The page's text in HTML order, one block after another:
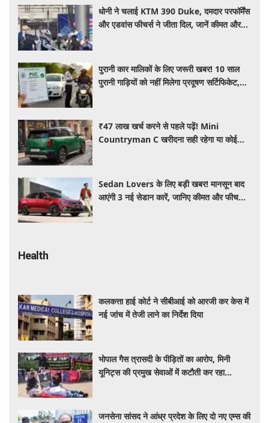
धोनी ने चलाई KTM 390 Duke, दमदार परफॉर्मेंस
और एडवांस फीचर्स ने जीता दिल, जानें कीमत और
पुरानी कार मालिकों के लिए जरूरी खबर! 10 साल
पुरानी गाड़ियों को नहीं मिलेगा प्रदूषण सर्टिफिकेट,
₹47 लाख खर्च करने से पहले पढ़ें! Mini
Countryman C खरीदना सही रहेगा या कोई
Sedan Lovers के लिए बड़ी खबर! मानसून बाद
आएंगी 3 नई सेडान कारें, जानिए कीमत और फीचर्स
Health
कलकत्ता हाई कोर्ट ने सीबीआई को आरजी कर केस में
नई जांच में तेजी लाने का निर्देश दिया
भोपाल गैस त्रासदी के पीड़ितों का आरोप, मिनी
यूनिट्स की प्रमुख सेवाओं में कटौती कर रहा
जनसेना सांसद ने आंध्र प्रदेश के लिए दो नए एम्स की